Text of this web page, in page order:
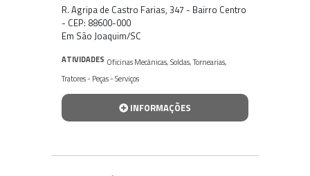
R. Agripa de Castro Farias, 347 - Bairro Centro
- CEP: 88600-000
Em São Joaquim/SC
ATIVIDADES Oficinas Mecânicas,Soldas,Tornearias,
Tratores - Peças - Serviços
INFORMAÇÕES